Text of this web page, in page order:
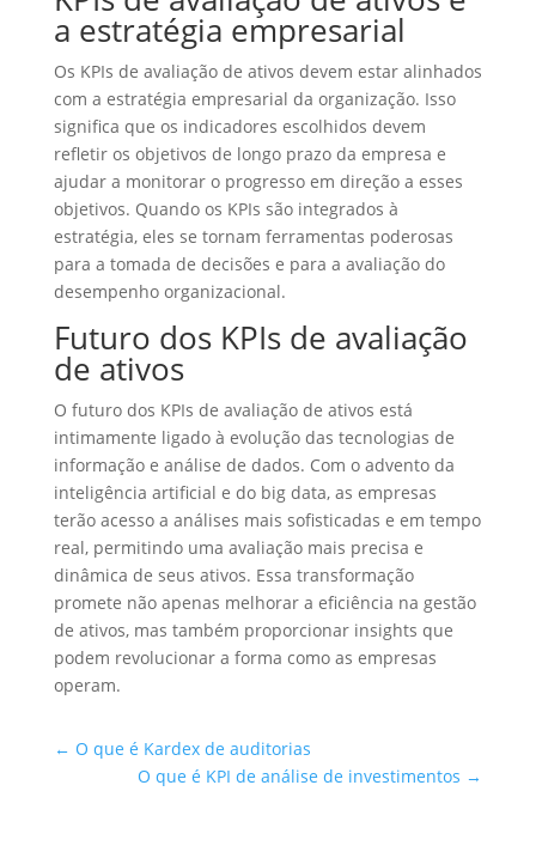
a estratégia empresarial
Os KPIs de avaliação de ativos devem estar alinhados
com a estratégia empresarial da organização. Isso
significa que os indicadores escolhidos devem
refletir os objetivos de longo prazo da empresa e
ajudar a monitorar o progresso em direção a esses
objetivos. Quando os KPIs são integrados à
estratégia, eles se tornam ferramentas poderosas
para a tomada de decisões e para a avaliação do
desempenho organizacional.
Futuro dos KPIs de avaliação
de ativos
O futuro dos KPIs de avaliação de ativos está
intimamente ligado à evolução das tecnologias de
informação e análise de dados. Com o advento da
inteligência artificial e do big data, as empresas
terão acesso a análises mais sofisticadas e em tempo
real, permitindo uma avaliação mais precisa e
dinâmica de seus ativos. Essa transformação
promete não apenas melhorar a eficiência na gestão
de ativos, mas também proporcionar insights que
podem revolucionar a forma como as empresas
operam.
← O que é Kardex de auditorias
O que é KPI de análise de investimentos →